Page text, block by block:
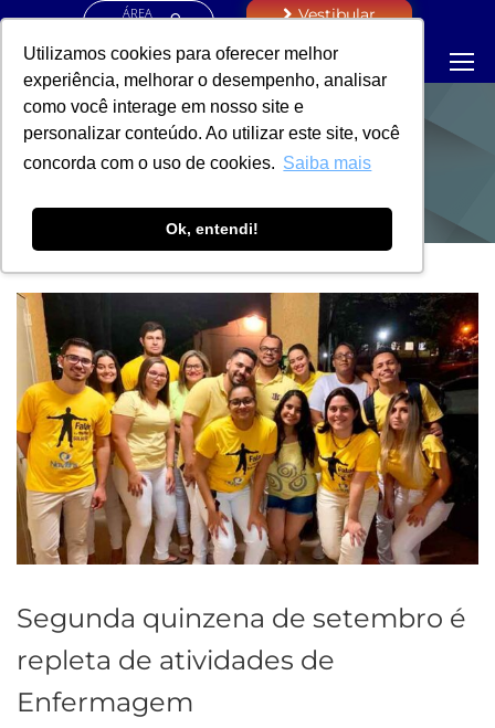
Utilizamos cookies para oferecer melhor
experiência, melhorar o desempenho, analisar
como você interage em nosso site e
personalizar conteúdo. Ao utilizar este site, você
concorda com o uso de cookies. Saiba mais
Ok, entendi!
ÁREA
Vestibular
NOTÍCIAS
Segunda quinzena de setembro é
repleta de atividades de
Enfermagem